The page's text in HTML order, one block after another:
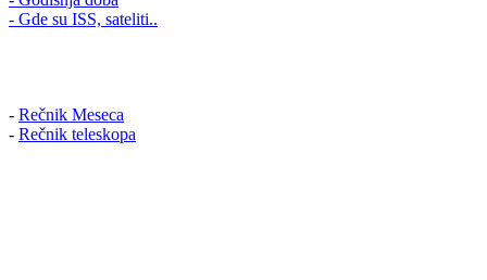
- Gde su ISS, sateliti..
- Rečnik Meseca
- Rečnik teleskopa